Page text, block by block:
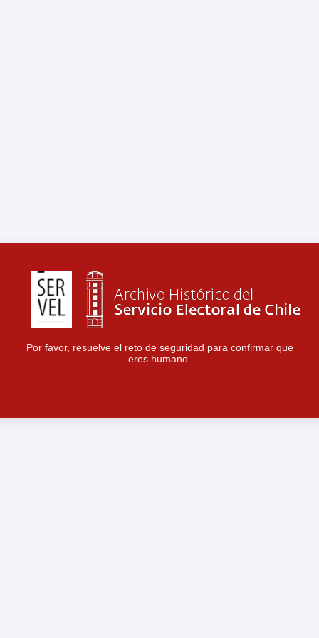
Por favor, resuelve el reto de seguridad para confirmar que
eres humano.